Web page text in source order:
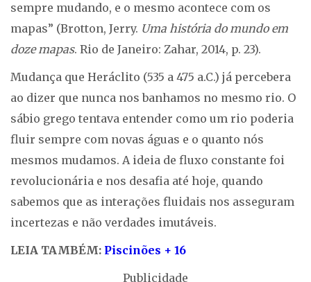
sempre mudando, e o mesmo acontece com os
mapas” (Brotton, Jerry. Uma história do mundo em
doze mapas. Rio de Janeiro: Zahar, 2014, p. 23).
Mudança que Heráclito (535 a 475 a.C.) já percebera
ao dizer que nunca nos banhamos no mesmo rio. O
sábio grego tentava entender como um rio poderia
fluir sempre com novas águas e o quanto nós
mesmos mudamos. A ideia de fluxo constante foi
revolucionária e nos desafia até hoje, quando
sabemos que as interações fluidais nos asseguram
incertezas e não verdades imutáveis.
LEIA TAMBÉM: Piscinões + 16
Publicidade